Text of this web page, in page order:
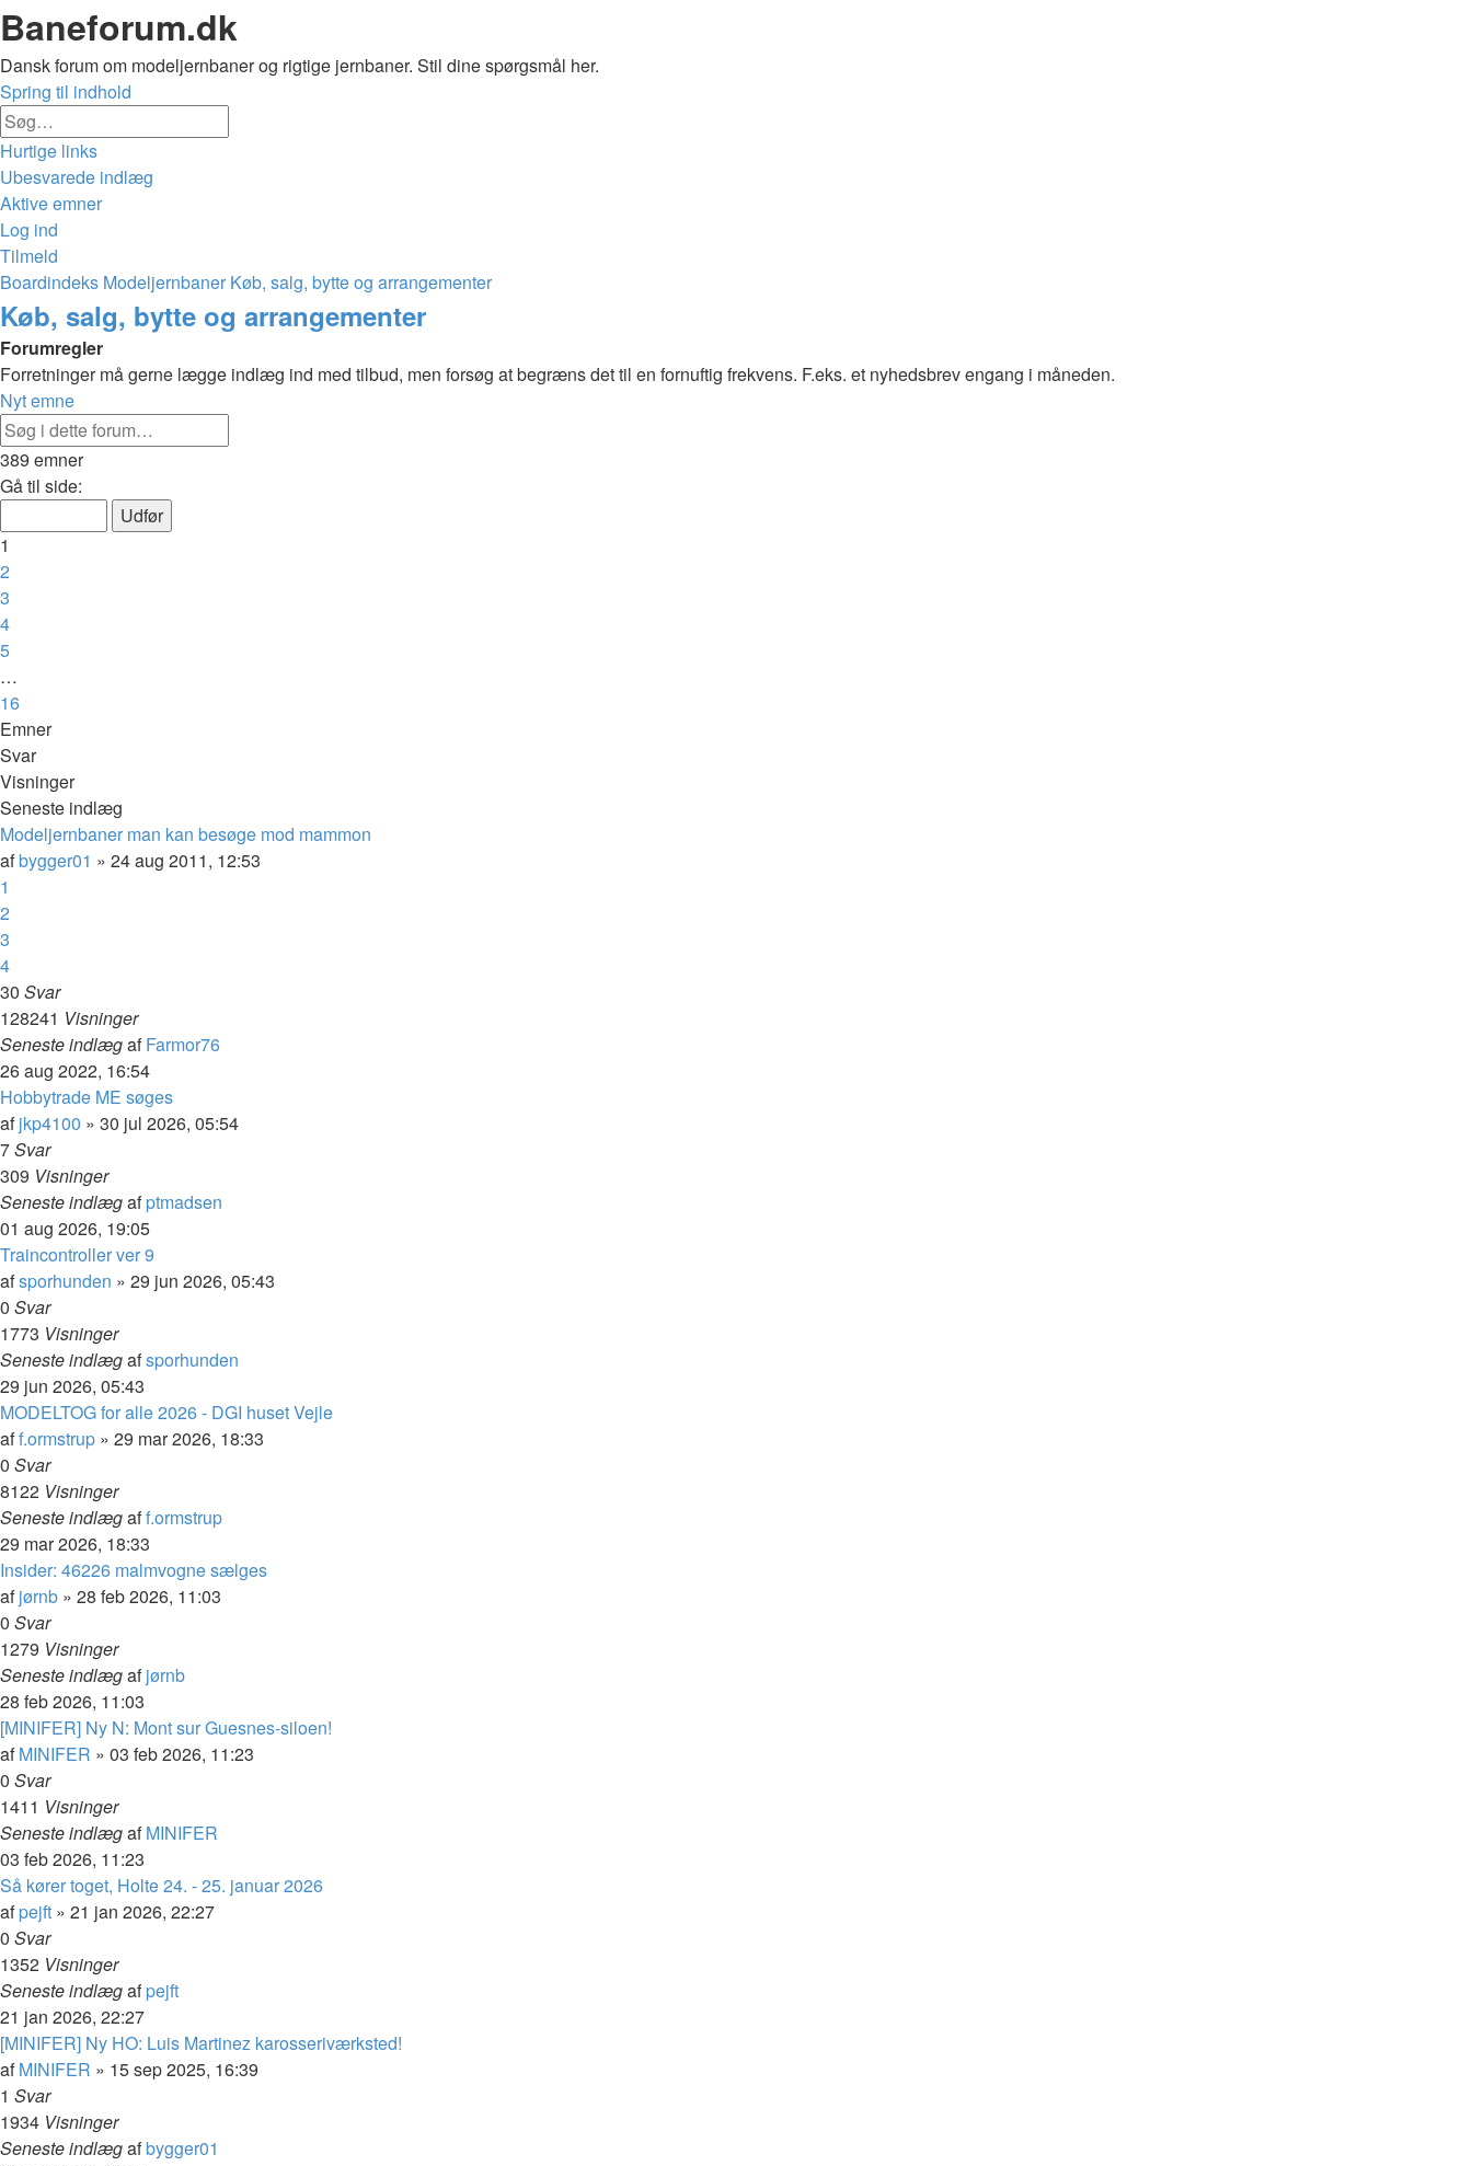
Baneforum.dk
Dansk forum om modeljernbaner og rigtige jernbaner. Stil dine spørgsmål her.
Spring til indhold
Hurtige links
Ubesvarede indlæg
Aktive emner
Log ind
Tilmeld
Boardindeks Modeljernbaner Køb, salg, bytte og arrangementer
Søg
Køb, salg, bytte og arrangementer
Forumregler
Forretninger må gerne lægge indlæg ind med tilbud, men forsøg at begræns det til en fornuftig frekvens. F.eks. et nyhedsbrev engang i måneden.
Nyt emne
389 emner
Side
af
16
Gå til side:
1
2
3
4
5
…
16
Næste
Emner
Svar
Visninger
Seneste indlæg
Modeljernbaner man kan besøge mod mammon
afbygger01 » 24 aug 2011, 12:53
1
2
3
4
30 Svar
128241 Visninger
Seneste indlægafFarmor76
26 aug 2022, 16:54
Hobbytrade ME søges
afjkp4100 » 30 jul 2026, 05:54
7Svar
309 Visninger
Seneste indlægafptmadsen
01 aug 2026, 19:05
Traincontroller ver 9
afsporhunden » 29 jun 2026, 05:43
0 Svar
1773 Visninger
Seneste indlægafsporhunden
29 jun 2026, 05:43
MODELTOG for alle 2026 - DGI huset Vejle
aff.ormstrup » 29 mar 2026, 18:33
0 Svar
8122 Visninger
Seneste indlægaff.ormstrup
29 mar 2026, 18:33
Insider: 46226 malmvogne sælges
afjørnb » 28 feb 2026, 11:03
0 Svar
1279 Visninger
Seneste indlægafjørnb
28 feb 2026, 11:03
[MINIFER] Ny N: Mont sur Guesnes-siloen!
afMINIFER » 03 feb 2026, 11:23
0 Svar
1411 Visninger
Seneste indlægafMINIFER
03 feb 2026, 11:23
Så kører toget, Holte 24. - 25. januar 2026
afpejft » 21 jan 2026, 22:27
0 Svar
1352 Visninger
Seneste indlægafpejft
21 jan 2026, 22:27
[MINIFER] Ny HO: Luis Martinez karosseriværksted!
afMINIFER » 15 sep 2025, 16:39
1 Svar
1934 Visninger
Seneste indlægafbygger01